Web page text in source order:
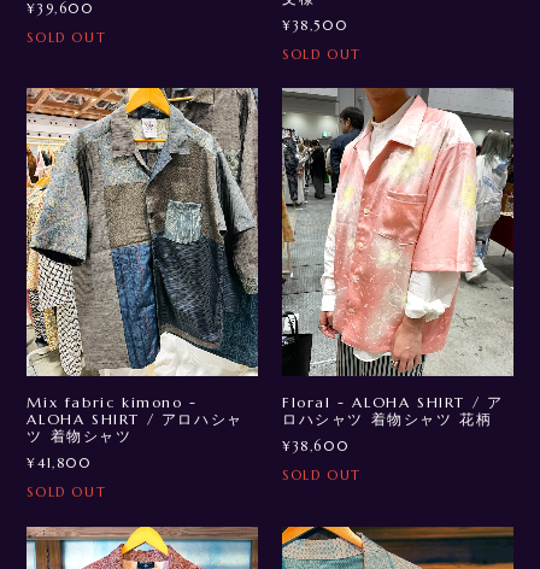
¥39,600
SOLD OUT
¥38,500
SOLD OUT
Mix fabric kimono -
ALOHA SHIRT / アロハシャ
ツ 着物シャツ
¥41,800
SOLD OUT
Floral - ALOHA SHIRT / ア
ロハシャツ 着物シャツ 花柄
¥38,600
SOLD OUT